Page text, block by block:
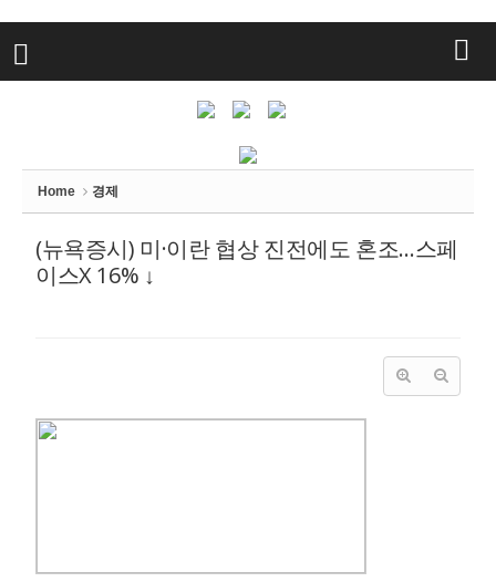
Home 경제
(뉴욕증시) 미·이란 협상 진전에도 혼조…스페
이스X 16% ↓
스케치북5
스케치북5